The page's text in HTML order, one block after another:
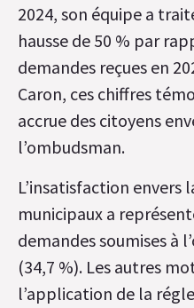
2024, son équipe a
hausse de 50 % par
demandes reçues en
Caron, ces chiffres
accrue des citoyens
l’ombudsman.
L’insatisfaction envers
municipaux a
demandes soumises à
(34,7 %). Les autres
l’application de la